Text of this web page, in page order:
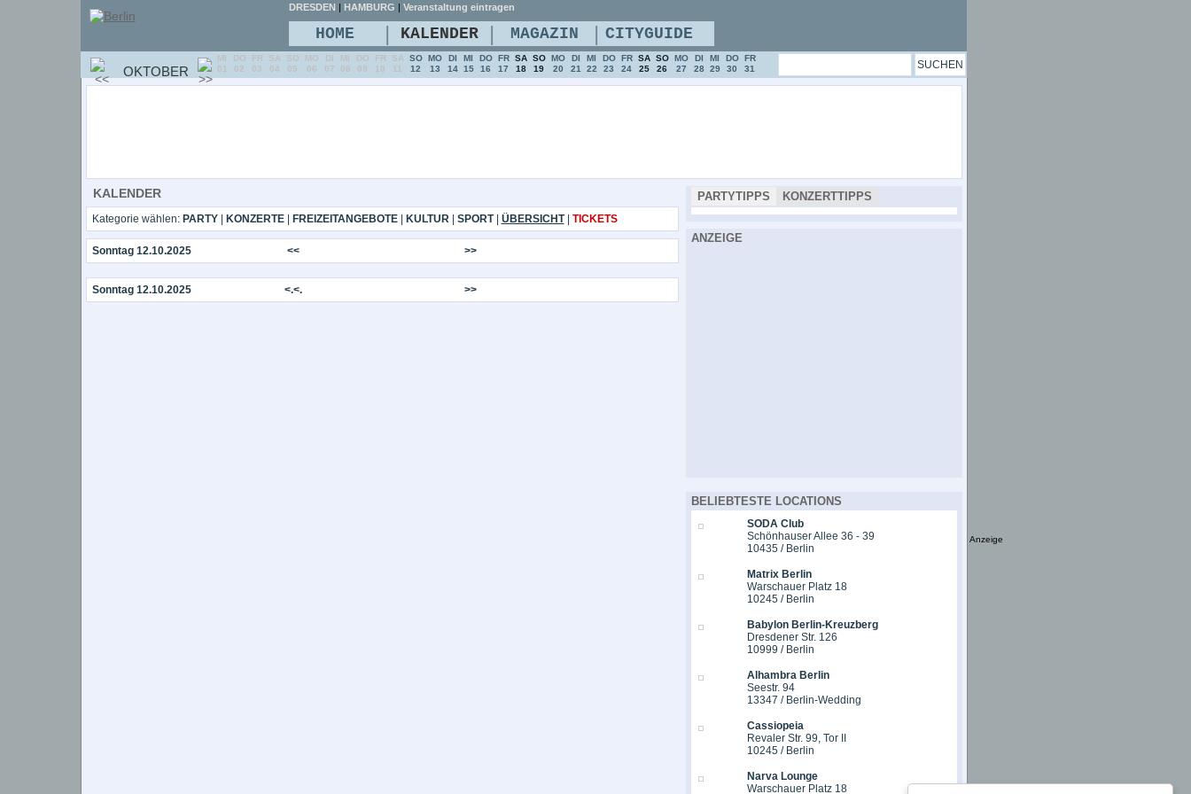
KALENDER
Kategorie wählen: PARTY| KONZERTE| FREIZEITANGEBOTE| KULTUR| SPORT| ÜBERSICHT| TICKETS
Sonntag 12.10.2025 << >>
Sonntag 12.10.2025 <.<. >>
PARTYTIPPS KONZERTTIPPS
ANZEIGE
BELIEBTESTE LOCATIONS
SODA Club
Schönhauser Allee 36 - 39
10435 / Berlin
Matrix Berlin
Warschauer Platz 18
10245 / Berlin
Babylon Berlin-Kreuzberg
Dresdener Str. 126
10999 / Berlin
Alhambra Berlin
Seestr. 94
13347 / Berlin-Wedding
Cassiopeia
Revaler Str. 99, Tor II
10245 / Berlin
Narva Lounge
Warschauer Platz 18
DRESDEN | HAMBURG | Veranstaltung eintragen
HOME | KALENDER | MAGAZIN | CITYGUIDE
OKTOBER
MI
01
DO
02
FR
03
SA
04
SO
05
MO
06
DI
07
MI
08
DO
09
FR
10
SA
11
SO
12
MO
13
DI
14
MI
15
DO
16
FR
17
SA
18
SO
19
MO
20
DI
21
MI
22
DO
23
FR
24
SA
25
SO
26
MO
27
DI
28
MI
29
DO
30
FR
31
Anzeige